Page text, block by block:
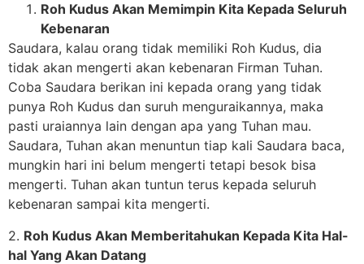
Roh Kudus Akan Memimpin Kita Kepada Seluruh
Kebenaran
Saudara, kalau orang tidak memiliki Roh Kudus, dia
tidak akan mengerti akan kebenaran Firman Tuhan.
Coba Saudara berikan ini kepada orang yang tidak
punya Roh Kudus dan suruh menguraikannya, maka
pasti uraiannya lain dengan apa yang Tuhan mau.
Saudara, Tuhan akan menuntun tiap kali Saudara baca,
mungkin hari ini belum mengerti tetapi besok bisa
mengerti. Tuhan akan tuntun terus kepada seluruh
kebenaran sampai kita mengerti.
2. Roh Kudus Akan Memberitahukan Kepada Kita Hal-
hal Yang Akan Datang